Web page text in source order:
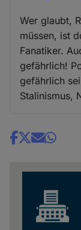
Wer glaubt,
müssen, ist
Fanatiker.
gefährlich!
gefährlich
Stalinismus,
Share